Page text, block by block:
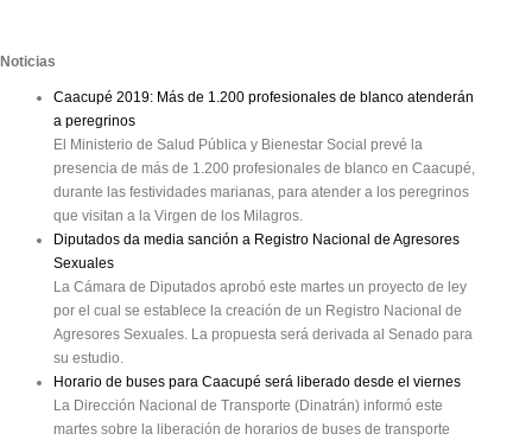
Noticias
Caacupé 2019: Más de 1.200 profesionales de blanco atenderán
a peregrinos
El Ministerio de Salud Pública y Bienestar Social prevé la
presencia de más de 1.200 profesionales de blanco en Caacupé,
durante las festividades marianas, para atender a los peregrinos
que visitan a la Virgen de los Milagros.
Diputados da media sanción a Registro Nacional de Agresores
Sexuales
La Cámara de Diputados aprobó este martes un proyecto de ley
por el cual se establece la creación de un Registro Nacional de
Agresores Sexuales. La propuesta será derivada al Senado para
su estudio.
Horario de buses para Caacupé será liberado desde el viernes
La Dirección Nacional de Transporte (Dinatrán) informó este
martes sobre la liberación de horarios de buses de transporte